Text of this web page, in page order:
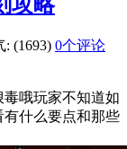
: (1693) 0个评论
哦玩家不知道如
什么要点和那些